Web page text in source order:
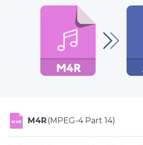
M4R M4R(MPEG-4 Part 14)